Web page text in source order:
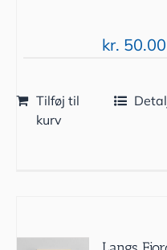
kr. 50.00
Tilføj til
kurv